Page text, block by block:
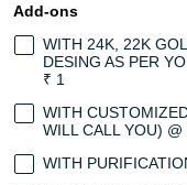
Add-ons
WITH 24K, 22K
DESING AS PER
₹ 1
WITH
WILL CALL YOU) @
WITH